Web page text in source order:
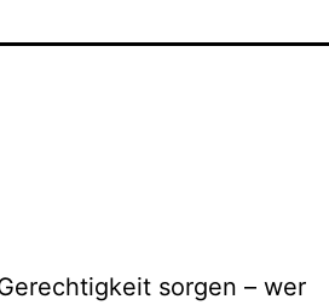
sorgen – wer